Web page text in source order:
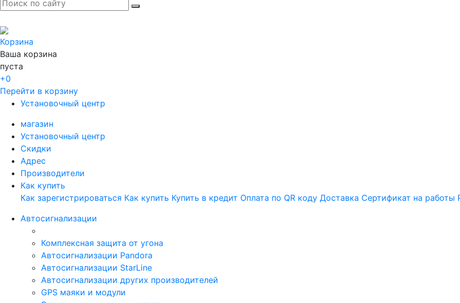
Корзина
Ваша корзина
пуста
+0
Перейти в корзину
Установочный центр
магазин
Установочный центр
Скидки
Адрес
Производители
Как купить
Как зарегистрироваться Как купить Купить в кредит Оплата по QR коду Доставка Сертификат на работы
Автосигнализации
Комплексная защита от угона
Автосигнализации Pandora
Автосигнализации StarLine
Автосигнализации других производителей
GPS маяки и модули